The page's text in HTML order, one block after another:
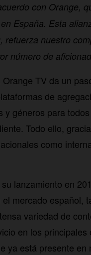
con Orange,
España. Esta
refuerza nuestro
número de
TV da un
de
y géneros para
Todo ello,
como
lanzamiento en
mercado español,
variedad de
en los
ya está presente